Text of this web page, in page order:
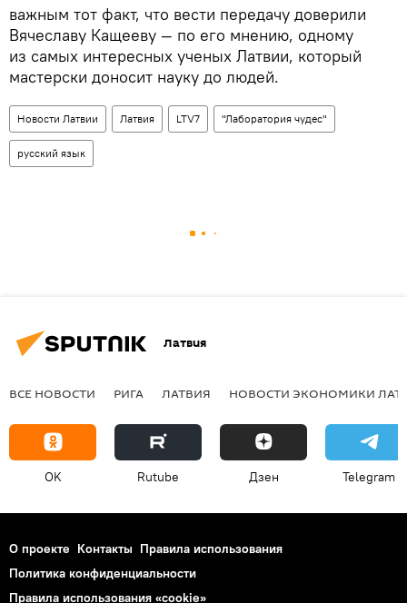
важным тот факт, что вести передачу доверили
Вячеславу Кащееву — по его мнению, одному
из самых интересных ученых Латвии, который
мастерски доносит науку до людей.
Новости Латвии Латвия LTV7 "Лаборатория чудес"
русский язык
Латвия
ВСЕ НОВОСТИ РИГА ЛАТВИЯ НОВОСТИ ЭКОНОМИКИ
OK Rutube Дзен Telegram
О проекте Контакты Правила использования
Политика конфиденциальности
Правила использования «cookie»